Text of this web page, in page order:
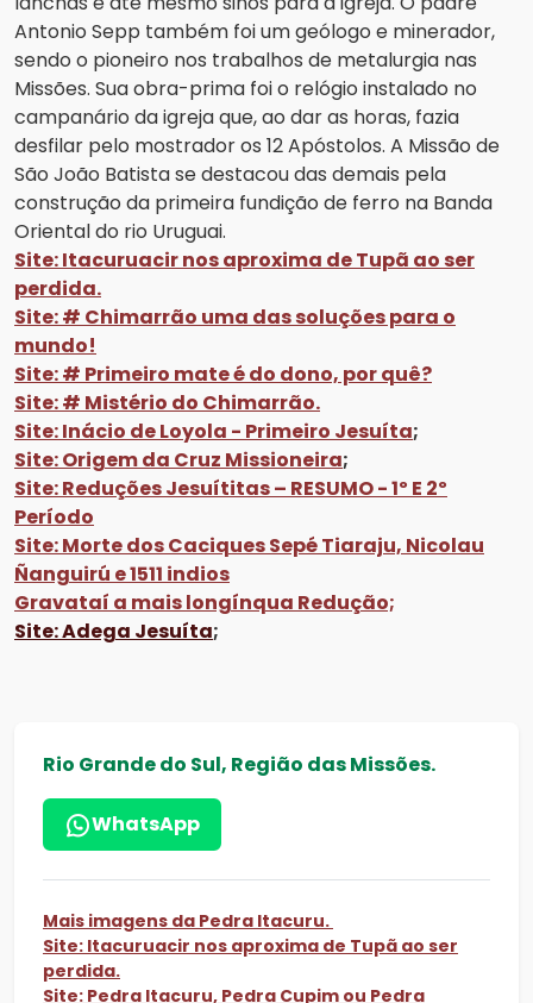
Antonio Sepp também foi um geólogo e minerador,
sendo o pioneiro nos trabalhos de metalurgia nas
Missões. Sua obra-prima foi o relógio instalado no
campanário da igreja que, ao dar as horas, fazia
desfilar pelo mostrador os 12 Apóstolos. A Missão de
São João Batista se destacou das demais pela
construção da primeira fundição de ferro na Banda
Oriental do rio Uruguai.
Site: Itacuruacir nos aproxima de Tupã ao ser
perdida.
Site: # Chimarrão uma das soluções para o
mundo!
Site: # Primeiro mate é do dono, por quê?
Site: # Mistério do Chimarrão.
Site: Inácio de Loyola - Primeiro Jesuíta;
Site: Origem da Cruz Missioneira;
Site: Reduções Jesuítitas – RESUMO - 1º E 2º
Período
Site: Morte dos Caciques Sepé Tiaraju, Nicolau
Ñanguirú e 1511 indios
Gravataí a mais longínqua Redução;
Site: Adega Jesuíta;
Rio Grande do Sul, Região das Missões.
WhatsApp
Mais imagens da Pedra Itacuru.
Site: Itacuruacir nos aproxima de Tupã ao ser
perdida.
Site: Pedra Itacuru, Pedra Cupim ou Pedra